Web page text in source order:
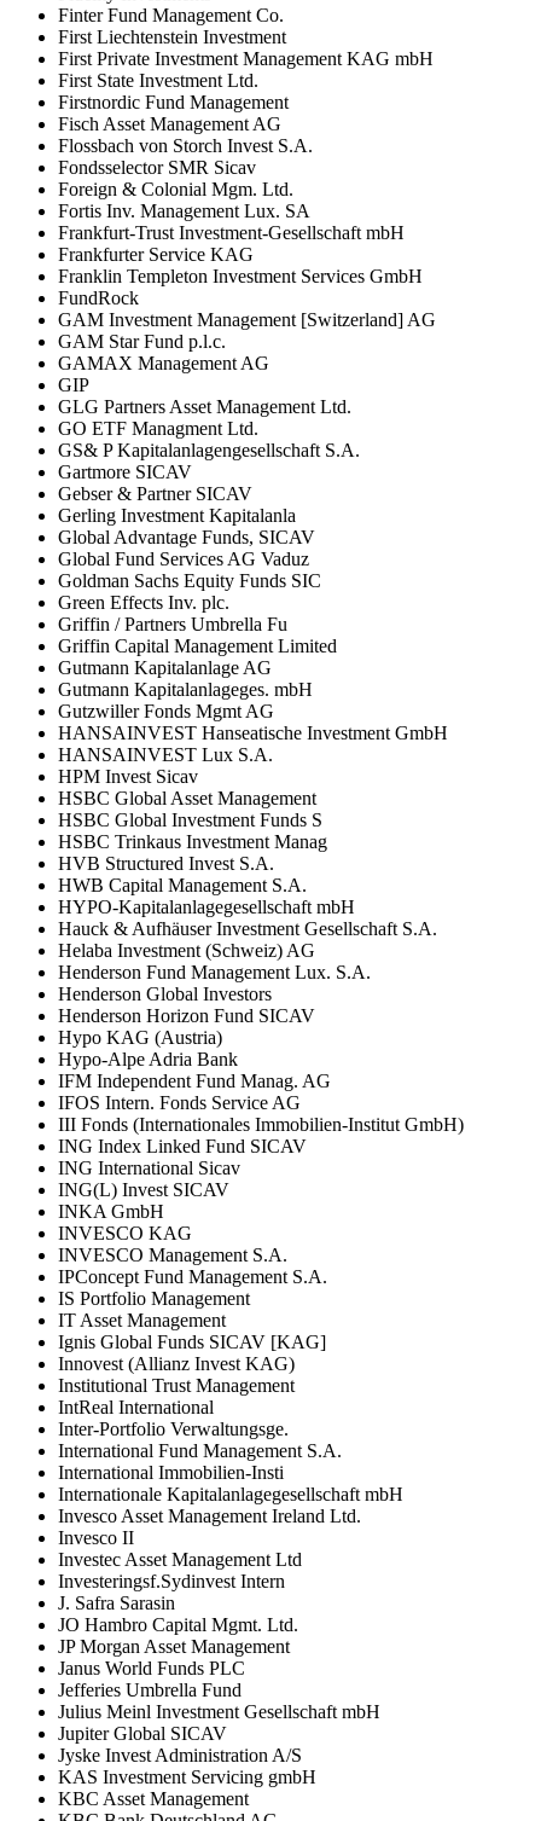
Finter Fund Management Co.
First Liechtenstein Investment
First Private Investment Management KAG mbH
First State Investment Ltd.
Firstnordic Fund Management
Fisch Asset Management AG
Flossbach von Storch Invest S.A.
Fondsselector SMR Sicav
Foreign & Colonial Mgm. Ltd.
Fortis Inv. Management Lux. SA
Frankfurt-Trust Investment-Gesellschaft mbH
Frankfurter Service KAG
Franklin Templeton Investment Services GmbH
FundRock
GAM Investment Management [Switzerland] AG
GAM Star Fund p.l.c.
GAMAX Management AG
GIP
GLG Partners Asset Management Ltd.
GO ETF Managment Ltd.
GS& P Kapitalanlagengesellschaft S.A.
Gartmore SICAV
Gebser & Partner SICAV
Gerling Investment Kapitalanla
Global Advantage Funds, SICAV
Global Fund Services AG Vaduz
Goldman Sachs Equity Funds SIC
Green Effects Inv. plc.
Griffin / Partners Umbrella Fu
Griffin Capital Management Limited
Gutmann Kapitalanlage AG
Gutmann Kapitalanlageges. mbH
Gutzwiller Fonds Mgmt AG
HANSAINVEST Hanseatische Investment GmbH
HANSAINVEST Lux S.A.
HPM Invest Sicav
HSBC Global Asset Management
HSBC Global Investment Funds S
HSBC Trinkaus Investment Manag
HVB Structured Invest S.A.
HWB Capital Management S.A.
HYPO-Kapitalanlagegesellschaft mbH
Hauck & Aufhäuser Investment Gesellschaft S.A.
Helaba Investment (Schweiz) AG
Henderson Fund Management Lux. S.A.
Henderson Global Investors
Henderson Horizon Fund SICAV
Hypo KAG (Austria)
Hypo-Alpe Adria Bank
IFM Independent Fund Manag. AG
IFOS Intern. Fonds Service AG
III Fonds (Internationales Immobilien-Institut GmbH)
ING Index Linked Fund SICAV
ING International Sicav
ING(L) Invest SICAV
INKA GmbH
INVESCO KAG
INVESCO Management S.A.
IPConcept Fund Management S.A.
IS Portfolio Management
IT Asset Management
Ignis Global Funds SICAV [KAG]
Innovest (Allianz Invest KAG)
Institutional Trust Management
IntReal International
Inter-Portfolio Verwaltungsge.
International Fund Management S.A.
International Immobilien-Insti
Internationale Kapitalanlagegesellschaft mbH
Invesco Asset Management Ireland Ltd.
Invesco II
Investec Asset Management Ltd
Investeringsf.Sydinvest Intern
J. Safra Sarasin
JO Hambro Capital Mgmt. Ltd.
JP Morgan Asset Management
Janus World Funds PLC
Jefferies Umbrella Fund
Julius Meinl Investment Gesellschaft mbH
Jupiter Global SICAV
Jyske Invest Administration A/S
KAS Investment Servicing gmbH
KBC Asset Management